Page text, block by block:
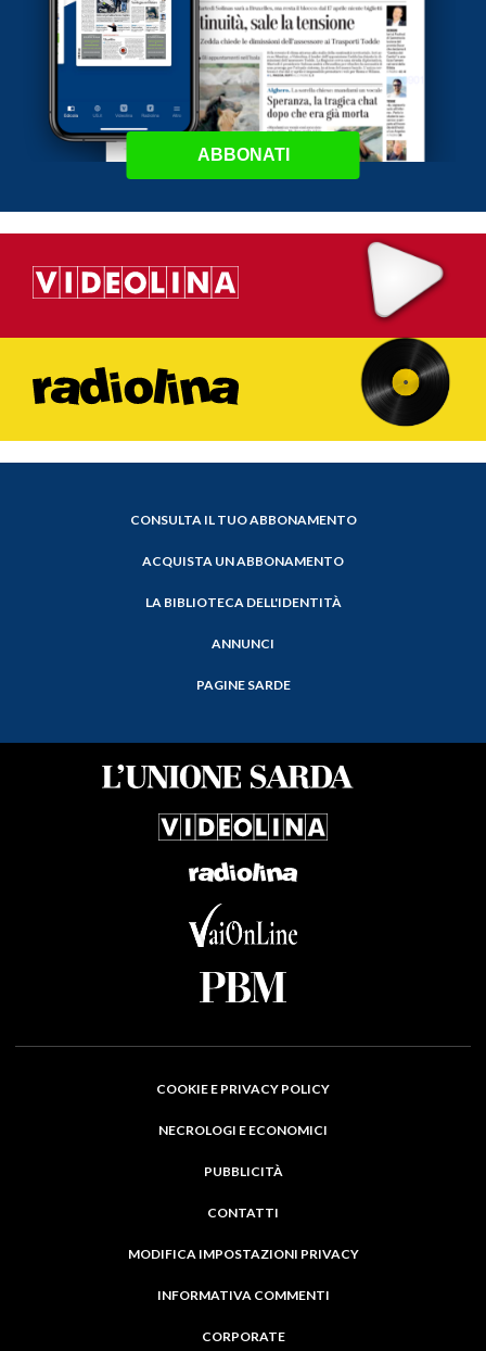
ABBONATI
CONSULTA IL TUO ABBONAMENTO
ACQUISTA UN ABBONAMENTO
LA BIBLIOTECA DELL'IDENTITÀ
ANNUNCI
PAGINE SARDE
COOKIE E PRIVACY POLICY
NECROLOGI E ECONOMICI
PUBBLICITÀ
CONTATTI
MODIFICA IMPOSTAZIONI PRIVACY
INFORMATIVA COMMENTI
CORPORATE